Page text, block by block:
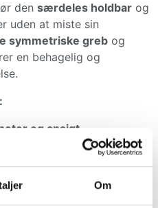
Om
den særdeles holdbar og
uden at miste sin
symmetriske greb og
en behagelig og
og ansigt
arbejde
at miste effekt
komfort